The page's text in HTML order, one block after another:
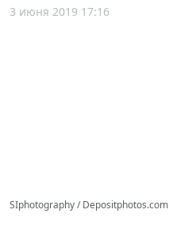
3 июня 2019 17:16
SIphotography / Depositphotos.com